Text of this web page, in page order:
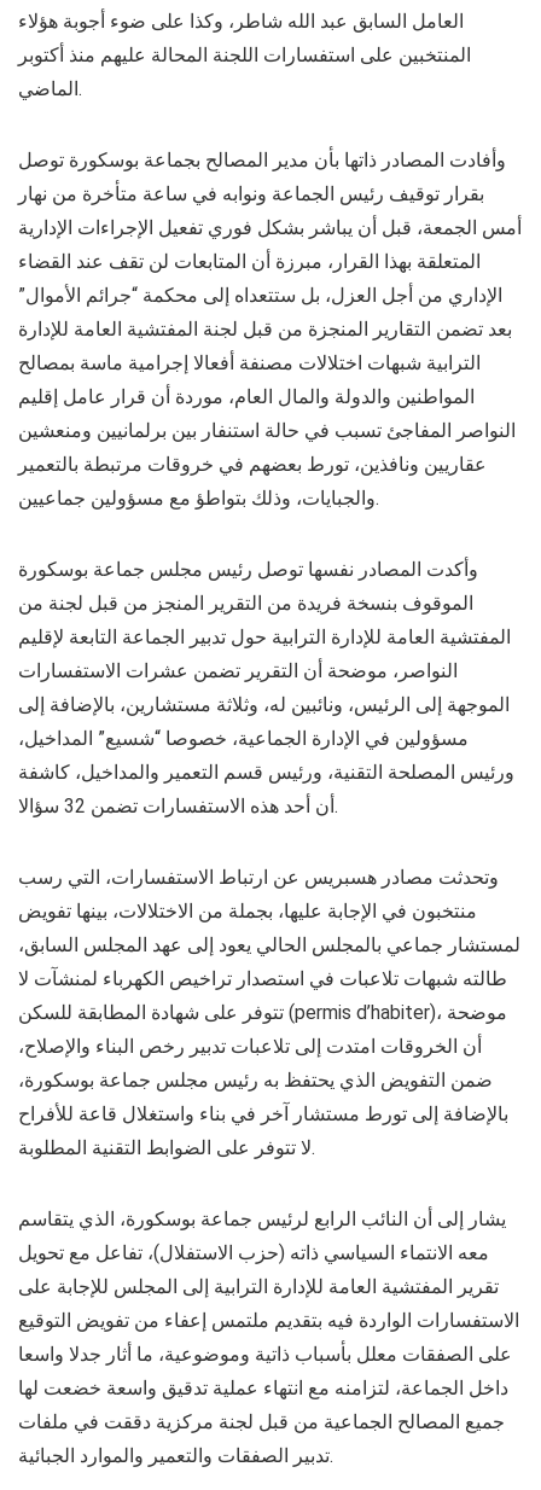
العامل السابق عبد الله شاطر، وكذا على ضوء أجوبة هؤلاء
المنتخبين على استفسارات اللجنة المحالة عليهم منذ أكتوبر
الماضي.
وأفادت المصادر ذاتها بأن مدير المصالح بجماعة بوسكورة توصل
بقرار توقيف رئيس الجماعة ونوابه في ساعة متأخرة من نهار
أمس الجمعة، قبل أن يباشر بشكل فوري تفعيل الإجراءات الإدارية
المتعلقة بهذا القرار، مبرزة أن المتابعات لن تقف عند القضاء
الإداري من أجل العزل، بل ستتعداه إلى محكمة “جرائم الأموال”
بعد تضمن التقارير المنجزة من قبل لجنة المفتشية العامة للإدارة
الترابية شبهات اختلالات مصنفة أفعالا إجرامية ماسة بمصالح
المواطنين والدولة والمال العام، موردة أن قرار عامل إقليم
النواصر المفاجئ تسبب في حالة استنفار بين برلمانيين ومنعشين
عقاريين ونافذين، تورط بعضهم في خروقات مرتبطة بالتعمير
والجبايات، وذلك بتواطؤ مع مسؤولين جماعيين.
وأكدت المصادر نفسها توصل رئيس مجلس جماعة بوسكورة
الموقوف بنسخة فريدة من التقرير المنجز من قبل لجنة من
المفتشية العامة للإدارة الترابية حول تدبير الجماعة التابعة لإقليم
النواصر، موضحة أن التقرير تضمن عشرات الاستفسارات
الموجهة إلى الرئيس، ونائبين له، وثلاثة مستشارين، بالإضافة إلى
مسؤولين في الإدارة الجماعية، خصوصا “شسيع” المداخيل،
ورئيس المصلحة التقنية، ورئيس قسم التعمير والمداخيل، كاشفة
أن أحد هذه الاستفسارات تضمن 32 سؤالا.
وتحدثت مصادر هسبريس عن ارتباط الاستفسارات، التي رسب
منتخبون في الإجابة عليها، بجملة من الاختلالات، بينها تفويض
لمستشار جماعي بالمجلس الحالي يعود إلى عهد المجلس السابق،
طالته شبهات تلاعبات في استصدار تراخيص الكهرباء لمنشآت لا
تتوفر على شهادة المطابقة للسكن (permis d’habiter)، موضحة
أن الخروقات امتدت إلى تلاعبات تدبير رخص البناء والإصلاح،
ضمن التفويض الذي يحتفظ به رئيس مجلس جماعة بوسكورة،
بالإضافة إلى تورط مستشار آخر في بناء واستغلال قاعة للأفراح
لا تتوفر على الضوابط التقنية المطلوبة.
يشار إلى أن النائب الرابع لرئيس جماعة بوسكورة، الذي يتقاسم
معه الانتماء السياسي ذاته (حزب الاستفلال)، تفاعل مع تحويل
تقرير المفتشية العامة للإدارة الترابية إلى المجلس للإجابة على
الاستفسارات الواردة فيه بتقديم ملتمس إعفاء من تفويض التوقيع
على الصفقات معلل بأسباب ذاتية وموضوعية، ما أثار جدلا واسعا
داخل الجماعة، لتزامنه مع انتهاء عملية تدقيق واسعة خضعت لها
جميع المصالح الجماعية من قبل لجنة مركزية دققت في ملفات
تدبير الصفقات والتعمير والموارد الجبائية.